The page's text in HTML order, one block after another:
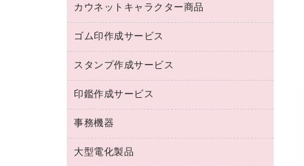
倉庫収納用品
作業用雑貨
梱包用品
梱包用テープ
園芸用品
レギュラーコーヒー
ミルク・シュガー
ソフトドリンク
コーヒーメーカー・備品
インスタントコーヒー
浴室用品
台所用洗剤
掃除用品
掃除用洗剤
洗濯用品
消臭・芳香剤
殺虫剤
カウネットキャラクター商品
カウネットキャラクター商品
ゴム印作成サービス
ゴム印作成サービス
ゴム印（一行印）作成サービス
ゴム印（フリーサイズ印）作成サービス
スタンプ作成サービス
シヤチハタスタンプ作成サービス
カウネットスタンプ作成サービス
印鑑作成サービス
印鑑作成サービス
事務機器
大型シュレッダー（共配）
大型電化製品